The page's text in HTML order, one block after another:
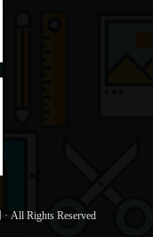
· All Rights Reserved